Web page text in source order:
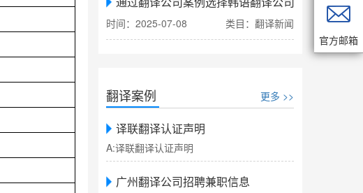
时间：2025-07-08 类目：翻译新闻
翻译案例 更多 >>
译联翻译认证声明
A:译联翻译认证声明
广州翻译公司招聘兼职信息

官方邮箱